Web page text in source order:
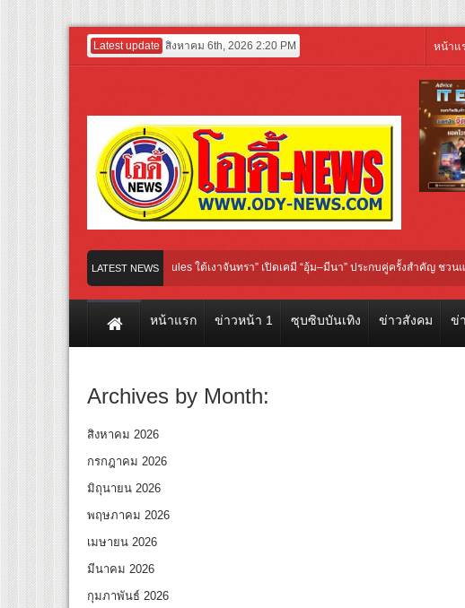
Latest update สิงหาคม 6th, 2026 2:20 PM หน้าแ
LATEST NEWS
Original “Under Her Rules ใต้เงาจันทรา” เปิดเคมี “อุ้ม–มีนา” ประกบคู่ครั้งสำคัญ ชวนแฟนปักห
พยนตร์ฟอร์มยักษ์ ‘คุณยายวรนาฏ’ (INHERIT) เตรียมคายตะขาบหนังไทยในรอบปฐมทัศน์โลก ณ
หน้าแรก ข่าวหน้า 1 ซุบซิบบันเทิง ข่าวสังคม ข่
Archives by Month:
สิงหาคม 2026
กรกฎาคม 2026
มิถุนายน 2026
พฤษภาคม 2026
เมษายน 2026
มีนาคม 2026
กุมภาพันธ์ 2026